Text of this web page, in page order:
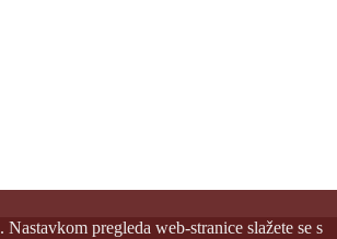
pregleda web-stranice slažete se s